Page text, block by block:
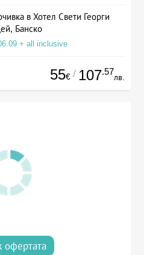
в Хотел Свети Георги
Банско
+ all inclusive
55€ / 107.57
лв.
офертата